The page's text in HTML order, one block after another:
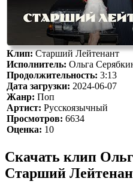
Клип:Старший Лейтенант
Исполнитель: Ольга
Продолжительность: 3:13
Дата загрузки: 2024-06-07
Жанр: Поп
Артист: Русскоязычный
Просмотров: 6634
Оценка: 10
Скачать клип
Старший